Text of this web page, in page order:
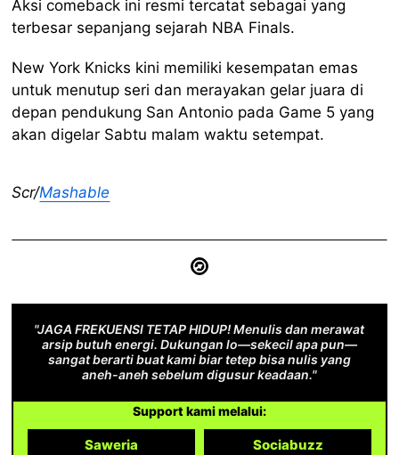
Aksi comeback ini resmi tercatat sebagai yang
terbesar sepanjang sejarah NBA Finals.
New York Knicks kini memiliki kesempatan emas
untuk menutup seri dan merayakan gelar juara di
depan pendukung San Antonio pada Game 5 yang
akan digelar Sabtu malam waktu setempat.
Scr/Mashable
"JAGA FREKUENSI TETAP HIDUP! Menulis dan merawat
arsip butuh energi. Dukungan lo—sekecil apa pun—
sangat berarti buat kami biar tetep bisa nulis yang
aneh-aneh sebelum digusur keadaan."
Support kami melalui:
Saweria Sociabuzz